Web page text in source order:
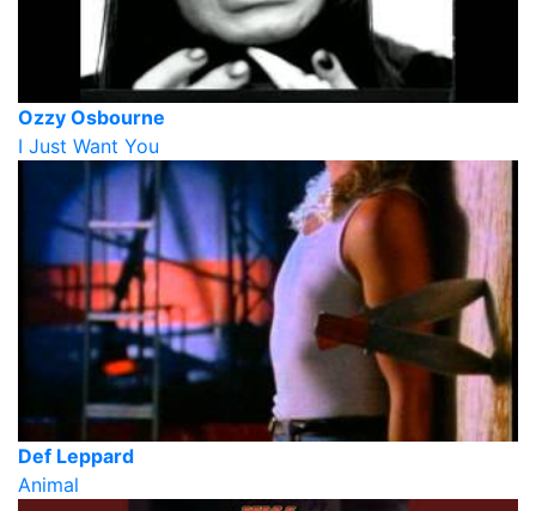
Ozzy Osbourne
I Just Want You
Def Leppard
Animal